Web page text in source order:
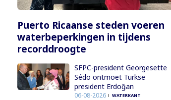
Puerto Ricaanse steden voeren
waterbeperkingen in tijdens
recorddroogte
SFPC-president Georgesette
Sédo ontmoet Turkse
president Erdoğan
06-08-2026 WATERKANT